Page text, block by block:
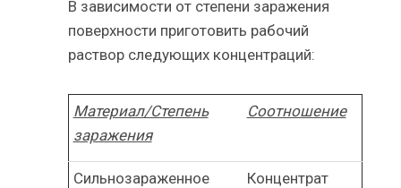
В зависимости от степени заражения
поверхности приготовить рабочий
раствор следующих концентраций:
Материал/Степень
заражения
Соотношение
Сильнозараженное
Концентрат